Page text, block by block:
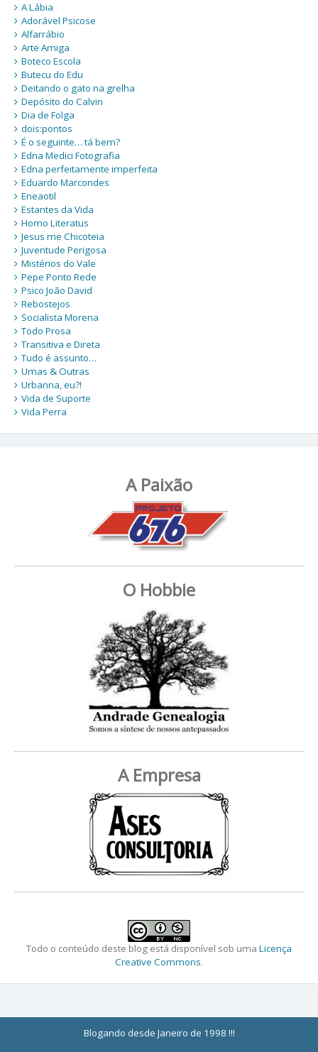
A Lábia
Adorável Psicose
Alfarrábio
Arte Amiga
Boteco Escola
Butecu do Edu
Deitando o gato na grelha
Depósito do Calvin
Dia de Folga
dois:pontos
É o seguinte… tá bem?
Edna Medici Fotografia
Edna perfeitamente imperfeita
Eduardo Marcondes
Eneaotil
Estantes da Vida
Homo Literatus
Jesus me Chicoteia
Juventude Perigosa
Mistérios do Vale
Pepe Ponto Rede
Psico João David
Rebostejos
Socialista Morena
Todo Prosa
Transitiva e Direta
Tudo é assunto…
Umas & Outras
Urbanna, eu?!
Vida de Suporte
Vida Perra
A Paixão
O Hobbie
A Empresa
Todo o conteúdo deste blog está disponível sob uma Licença
Creative Commons.
Blogando desde Janeiro de 1998 !!!